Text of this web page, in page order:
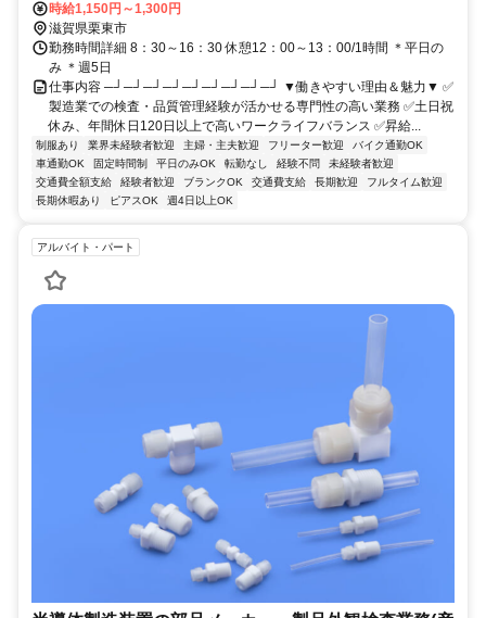
時給1,150円～1,300円
滋賀県栗東市
勤務時間詳細 8：30～16：30 休憩12：00～13：00/1時間 ＊平日の
み ＊週5日
仕事内容 ─┘─┘─┘─┘─┘─┘─┘─┘─┘ ▼働きやすい理由＆魅力▼ ✅
製造業での検査・品質管理経験が活かせる専門性の高い業務 ✅土日祝
休み、年間休日120日以上で高いワークライフバランス ✅昇給...
制服あり 業界未経験者歓迎 主婦・主夫歓迎 フリーター歓迎
バイク通勤OK
車通勤OK
固定時間制 平日のみOK 転勤なし 経験不問
未経験者歓迎
交通費全額支給
経験者歓迎 ブランクOK 交通費支給 長期歓迎
フルタイム歓迎
長期休暇あり
ピアスOK 週4日以上OK
アルバイト・パート